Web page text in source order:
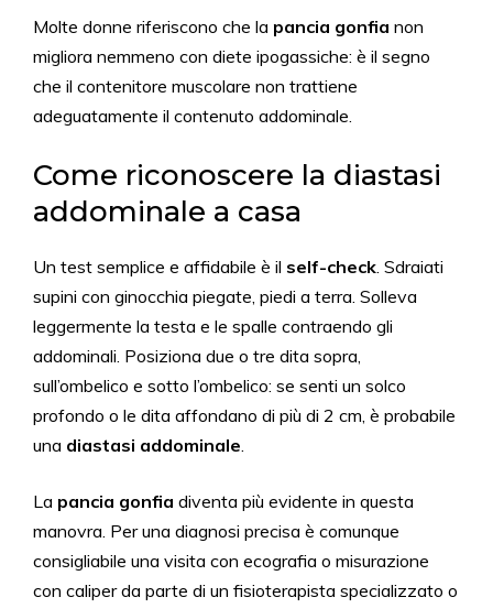
Molte donne riferiscono che la pancia gonfia non
migliora nemmeno con diete ipogassiche: è il segno
che il contenitore muscolare non trattiene
adeguatamente il contenuto addominale.
Come riconoscere la diastasi
addominale a casa
Un test semplice e affidabile è il self-check. Sdraiati
supini con ginocchia piegate, piedi a terra. Solleva
leggermente la testa e le spalle contraendo gli
addominali. Posiziona due o tre dita sopra,
sull’ombelico e sotto l’ombelico: se senti un solco
profondo o le dita affondano di più di 2 cm, è probabile
una diastasi addominale.
La pancia gonfia diventa più evidente in questa
manovra. Per una diagnosi precisa è comunque
consigliabile una visita con ecografia o misurazione
con caliper da parte di un fisioterapista specializzato o